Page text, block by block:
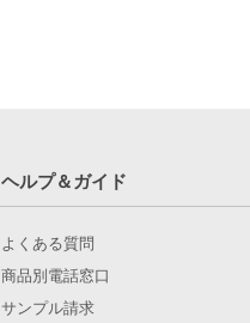
ヘルプ＆ガイド
よくある質問
商品別電話窓口
サンプル請求